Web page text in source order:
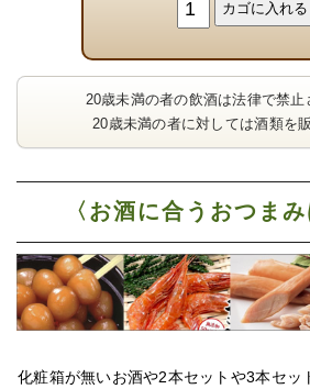
20歳未満の者の飲酒は法律で禁止
20歳未満の者に対しては酒類を
〈お酒に合うおつまみ
化粧箱が無いお酒や2本セットや3本セッ